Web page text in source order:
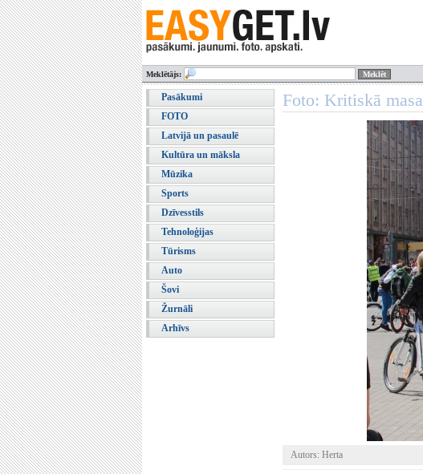
Meklētājs:
Pasākumi
FOTO
Latvijā un pasaulē
Kultūra un māksla
Mūzika
Sports
Dzīvesstils
Tehnoloģijas
Tūrisms
Auto
Šovi
Žurnāli
Arhīvs
Foto: Kritiskā masa
Autors: Herta